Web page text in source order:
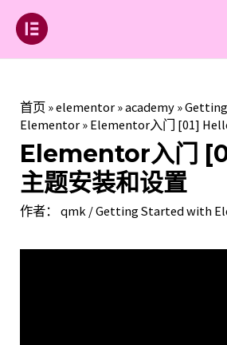
首页 »elementor »academy »
Elementor » Elementor入门 [01]
Elementor入门
主题安装和设置
作者： qmk /Getting Started with